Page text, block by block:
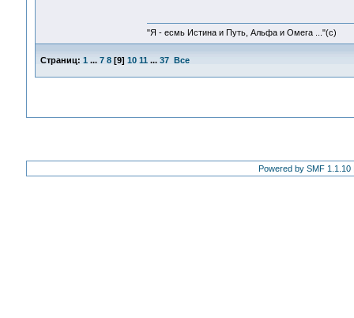
"Я - есмь Истина и Путь, Альфа и Омега ..."(с)
Страниц: 1 ... 7 8[9] 10 11 ... 37 Все
Powered by SMF 1.1.10